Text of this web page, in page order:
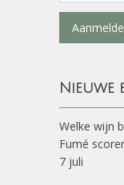
Nieuwe
Welke wijn
Fumé
7 juli